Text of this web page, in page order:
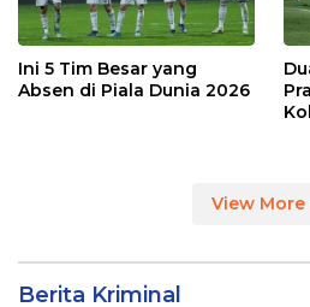
Ini 5 Tim Besar yang
Absen di Piala Dunia 2026
View More
Berita Kriminal